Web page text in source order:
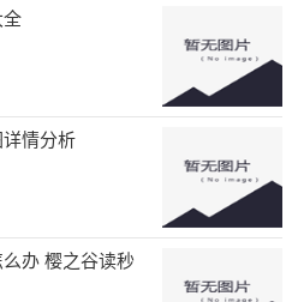
情分析
办 樱之谷读秒